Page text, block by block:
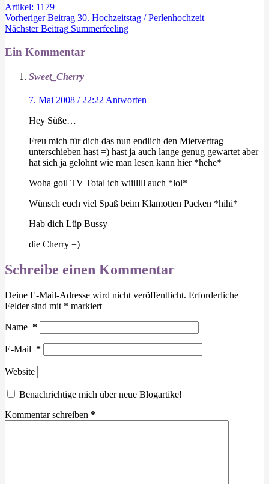
Artikel: 1179
VorherigerBeitrag 30. Hochzeitstag / Perlenhochzeit
NächsterBeitrag Summerfeeling
Ein Kommentar
Sweet_Cherry
7. Mai 2008 / 22:22Antworten
Hey Süße…
Freu mich für dich das nun endlich den Mietvertrag
unterschieben hast =) hast ja auch lange genug gewartet aber
hat sich ja gelohnt wie man lesen kann hier *hehe*
Woha goil TV Total ich wiiillll auch *lol*
Wünsch euch viel Spaß beim Klamotten Packen *hihi*
Hab dich Lüp Bussy
die Cherry =)
Schreibe einen Kommentar
Deine E-Mail-Adresse wird nicht veröffentlicht. Erforderliche
Felder sind mit * markiert
Name *
E-Mail *
Website
Benachrichtige mich über neue Blogartike!
Kommentar schreiben *